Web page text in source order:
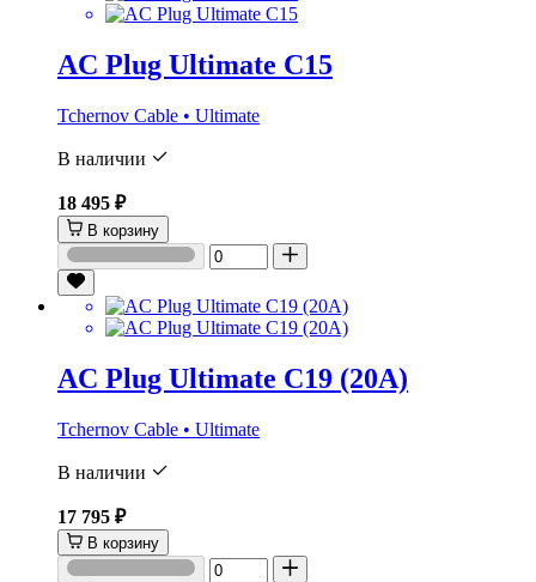
AC Plug Ultimate C15
Tchernov Cable • Ultimate
В наличии
18 495 ₽
В корзину
AC Plug Ultimate C19 (20A)
Tchernov Cable • Ultimate
В наличии
17 795 ₽
В корзину